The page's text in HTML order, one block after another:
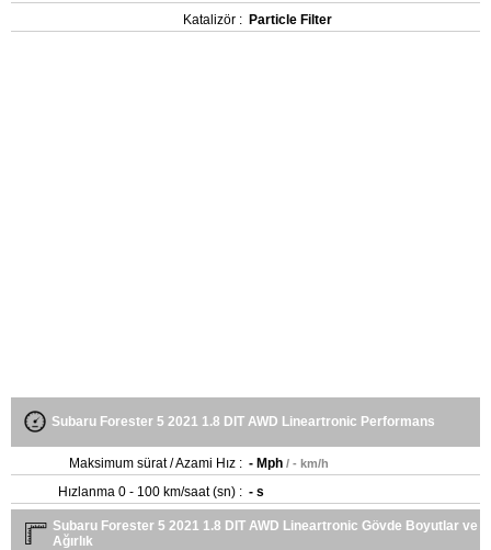
Katalizör : Particle Filter
Subaru Forester 5 2021 1.8 DIT AWD Lineartronic Performans
Maksimum sürat / Azami Hız : - Mph / - km/h
Hızlanma 0 - 100 km/saat (sn) : - s
Subaru Forester 5 2021 1.8 DIT AWD Lineartronic Gövde Boyutlar ve
Ağırlık